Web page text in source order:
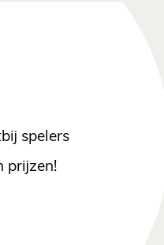
spelers
prijzen!